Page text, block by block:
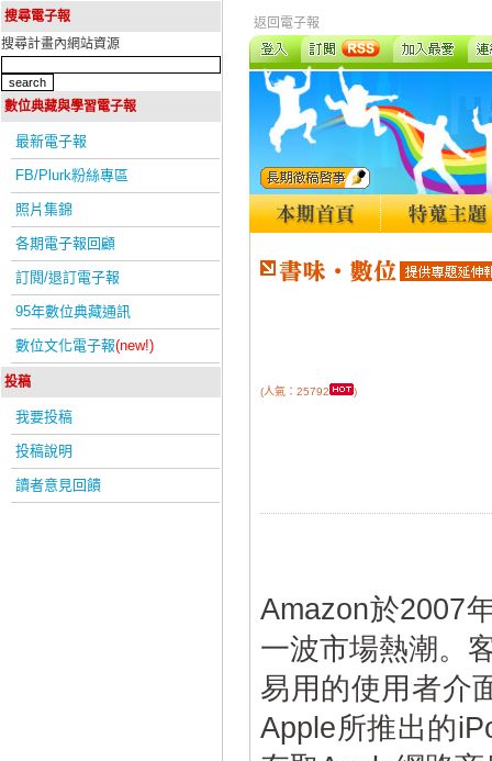
搜尋電子報
搜尋計畫內網站資源
數位典藏與學習電子報
最新電子報
FB/Plurk粉絲專區
照片集錦
各期電子報回顧
訂閱/退訂電子報
95年數位典藏通訊
數位文化電子報(new!)
投稿
我要投稿
投稿說明
讀者意見回饋
返回電子報
(人氣：25792 )
Amazon於2007
一波市場熱潮。
易用的使用者介
Apple所推出的